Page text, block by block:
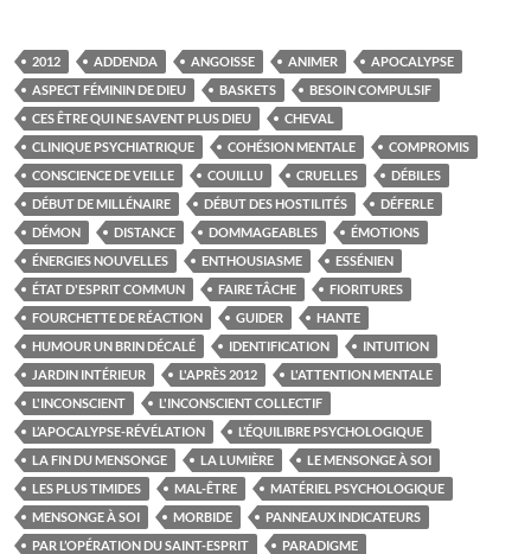
2012 ADDENDA ANGOISSE ANIMER
APOCALYPSE
ASPECT FÉMININ DE DIEU
BASKETS
BESOIN COMPULSIF
CES ÊTRE QUI NE SAVENT PLUS DIEU
CHEVAL
CLINIQUE PSYCHIATRIQUE
COHÉSION MENTALE
COMPROMIS
CONSCIENCE DE VEILLE
COUILLU CRUELLES
DÉBILES
DÉBUT DE MILLÉNAIRE
DÉBUT DES HOSTILITÉS
DÉFERLE
DÉMON
DISTANCE DOMMAGEABLES
ÉMOTIONS
ÉNERGIES NOUVELLES
ENTHOUSIASME
ESSÉNIEN
ÉTAT D'ESPRIT COMMUN
FAIRE TÂCHE
FIORITURES
FOURCHETTE DE RÉACTION
GUIDER
HANTE
HUMOUR UN BRIN DÉCALÉ
IDENTIFICATION
INTUITION
JARDIN INTÉRIEUR
L'APRÈS 2012
L'ATTENTION MENTALE
L'INCONSCIENT
L'INCONSCIENT COLLECTIF
L’APOCALYPSE-RÉVÉLATION
L’ÉQUILIBRE PSYCHOLOGIQUE
LA FIN DU MENSONGE
LA LUMIÈRE
LE MENSONGE À SOI
LES PLUS TIMIDES
MAL-ÊTRE
MATÉRIEL PSYCHOLOGIQUE
MENSONGE À SOI
MORBIDE
PANNEAUX INDICATEURS
PAR L’OPÉRATION DU SAINT-ESPRIT
PARADIGME